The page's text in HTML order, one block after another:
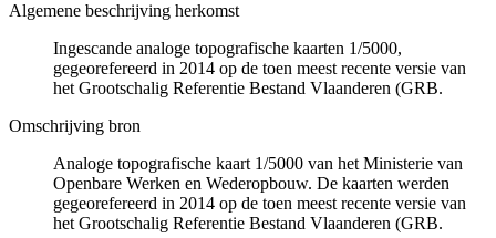
Algemene beschrijving herkomst
Ingescande analoge topografische kaarten 1/5000,
gegeorefereerd in 2014 op de toen meest recente versie van
het Grootschalig Referentie Bestand Vlaanderen (GRB.
Omschrijving bron
Analoge topografische kaart 1/5000 van het Ministerie van
Openbare Werken en Wederopbouw. De kaarten werden
gegeorefereerd in 2014 op de toen meest recente versie van
het Grootschalig Referentie Bestand Vlaanderen (GRB.